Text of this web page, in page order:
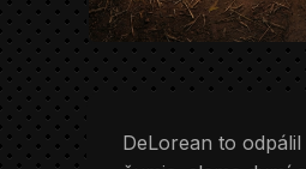
DeLorean to